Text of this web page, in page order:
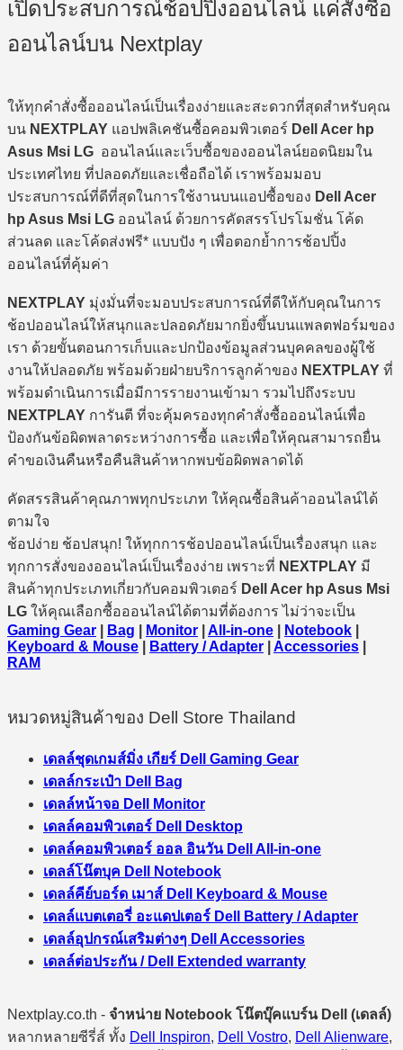
เปิดประสบการณ์ช้อปปิ้งออนไลน์ แค่สั่งซื้อ
ออนไลน์บน Nextplay
ให้ทุกคำสั่งซื้อออนไลน์เป็นเรื่องง่ายและสะดวกที่สุดสำหรับคุณ
บน NEXTPLAY แอปพลิเคชันซื้อคอมพิวเตอร์ Dell Acer hp
Asus Msi LG ออนไลน์และเว็บซื้อของออนไลน์ยอดนิยมใน
ประเทศไทย ที่ปลอดภัยและเชื่อถือได้ เราพร้อมมอบ
ประสบการณ์ที่ดีที่สุดในการใช้งานบนแอปซื้อของ Dell Acer
hp Asus Msi LG ออนไลน์ ด้วยการคัดสรรโปรโมชั่น โค้ด
ส่วนลด และโค้ดส่งฟรี* แบบปัง ๆ เพื่อตอกย้ำการช้อปปิ้ง
ออนไลน์ที่คุ้มค่า
NEXTPLAY มุ่งมั่นที่จะมอบประสบการณ์ที่ดีให้กับคุณในการ
ช้อปออนไลน์ให้สนุกและปลอดภัยมากยิ่งขึ้นบนแพลตฟอร์มของ
เรา ด้วยขั้นตอนการเก็บและปกป้องข้อมูลส่วนบุคคลของผู้ใช้
งานให้ปลอดภัย พร้อมด้วยฝ่ายบริการลูกค้าของ NEXTPLAY ที่
พร้อมดำเนินการเมื่อมีการรายงานเข้ามา รวมไปถึงระบบ
NEXTPLAY การันตี ที่จะคุ้มครองทุกคำสั่งซื้อออนไลน์เพื่อ
ป้องกันข้อผิดพลาดระหว่างการซื้อ และเพื่อให้คุณสามารถยื่น
คำขอเงินคืนหรือคืนสินค้าหากพบข้อผิดพลาดได้
คัดสรรสินค้าคุณภาพทุกประเภท ให้คุณซื้อสินค้าออนไลน์ได้
ตามใจ
ช้อปง่าย ช้อปสนุก! ให้ทุกการช้อปออนไลน์เป็นเรื่องสนุก และ
ทุกการสั่งของออนไลน์เป็นเรื่องง่าย เพราะที่ NEXTPLAY มี
สินค้าทุกประเภทเกี่ยวกับคอมพิวเตอร์ Dell Acer hp Asus Msi
LG ให้คุณเลือกซื้อออนไลน์ได้ตามที่ต้องการ ไม่ว่าจะเป็น
Gaming Gear
Bag Monitor All-in-one Notebook
Keyboard & Mouse
Battery / Adapter Accessories
RAM
หมวดหมู่สินค้าของ Dell Store Thailand
เดลล์ชุดเกมส์มิ่ง เกียร์ Dell Gaming Gear
เดลล์กระเป๋า Dell Bag
เดลล์หน้าจอ Dell Monitor
เดลล์คอมพิวเตอร์ Dell Desktop
เดลล์คอมพิวเตอร์ ออล อินวัน Dell All-in-one
เดลล์โน๊ตบุค Dell Notebook
เดลล์คีย์บอร์ด เมาส์ Dell Keyboard & Mouse
เดลล์แบตเตอรี่ อะแดปเตอร์ Dell Battery / Adapter
เดลล์อุปกรณ์เสริมต่างๆ Dell Accessories
เดลล์ต่อประกัน / Dell Extended warranty
Nextplay.co.th - จำหน่าย Notebook โน๊ตบุ๊คแบร์น Dell (เดลล์)
หลากหลายซีรี่ส์ ทั้ง Dell Inspiron, Dell Vostro, Dell Alienware,